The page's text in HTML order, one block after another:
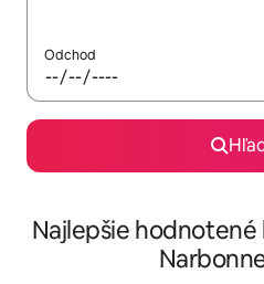
Odchod
Najlepšie